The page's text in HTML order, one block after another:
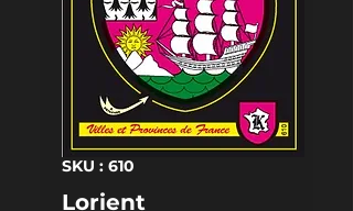
SKU : 610
Lorient